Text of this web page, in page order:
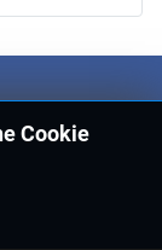
Cookie